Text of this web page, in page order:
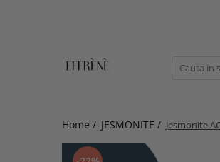
Jesmonite AC100
Jesmonite AC730
Home / JESMONITE / Jesmonite